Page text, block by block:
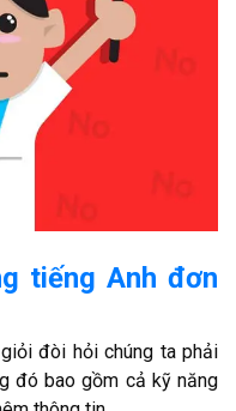
tiếng Anh đơn
đòi hỏi chúng ta phải
đó bao gồm cả kỹ năng